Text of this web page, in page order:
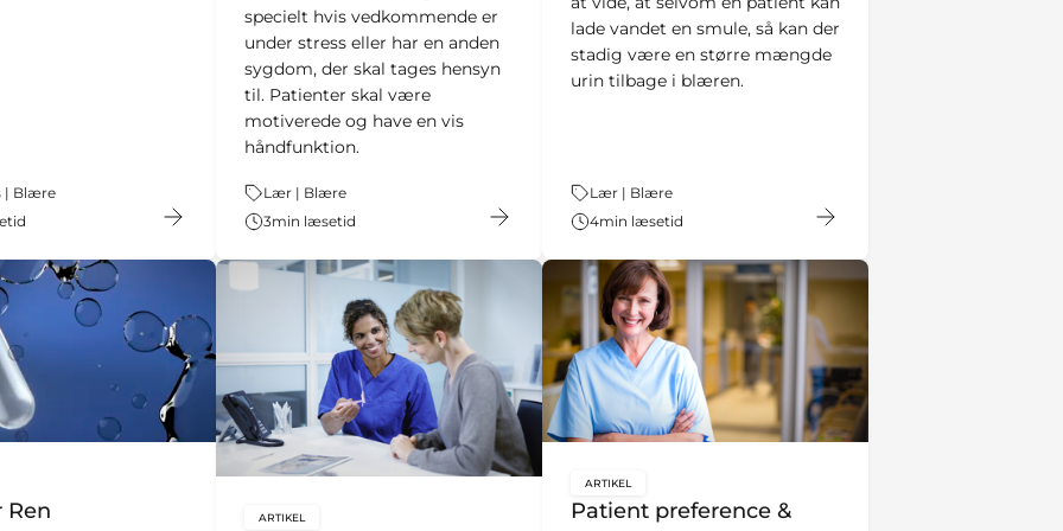
| Blære
specielt hvis vedkommende er
under stress eller har en anden
sygdom, der skal tages hensyn
til. Patienter skal være
motiverede og have en vis
håndfunktion.
Tema:
Lær | Blære
3min læsetid
lade vandet en smule, så kan der
stadig være en større mængde
urin tilbage i blæren.
Tema:
Lær | Blære
4min læsetid
Ren
type:
ARTIKEL
Patient preference &
key:global.content-type:
ARTIKEL